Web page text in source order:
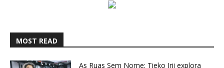
MOST READ
As Ruas Sem Nome: Tieko Irii explora